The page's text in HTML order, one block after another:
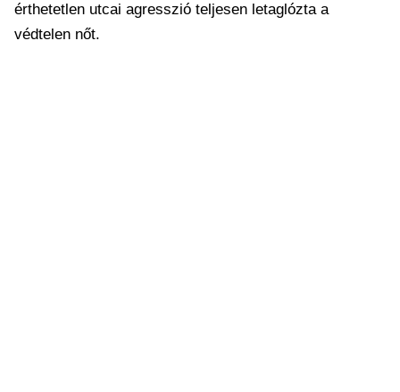
érthetetlen utcai agresszió teljesen letaglózta a
védtelen nőt.